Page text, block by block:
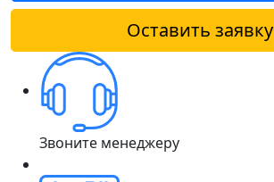
Оставить заявку
Звоните менеджеру